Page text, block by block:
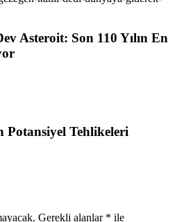
Asteroit: Son 110 Yılın En
Potansiyel Tehlikeleri
Gerekli alanlar * ile